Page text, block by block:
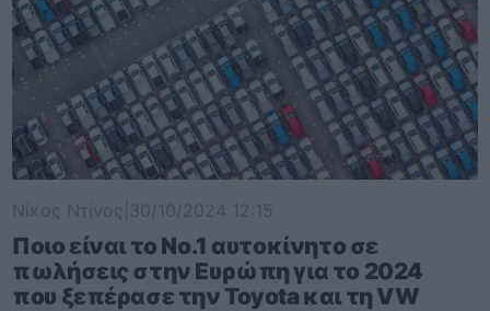
Νίκος Ντίνος 30/10/2024 12:15
Ποιο είναι το Νο.1 αυτοκίνητο σε
πωλήσεις στην Ευρώπη για το 2024
που ξεπέρασε την Toyota και τη VW